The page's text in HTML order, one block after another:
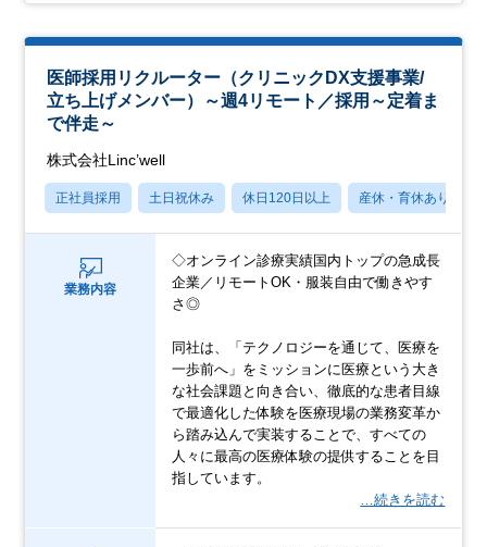
医師採用リクルーター（クリニックDX支援事業/
立ち上げメンバー）～週4リモート／採用～定着ま
で伴走～
株式会社Linc’well
正社員採用 土日祝休み 休日120日以上 産休・育休あり
業務内容
◇オンライン診療実績国内トップの急成長
企業／リモートOK・服装自由で働きやす
さ◎
同社は、「テクノロジーを通じて、医療を
一歩前へ」をミッションに医療という大き
な社会課題と向き合い、徹底的な患者目線
で最適化した体験を医療現場の業務変革か
ら踏み込んで実装することで、すべての
人々に最高の医療体験の提供することを目
指しています。
…続きを読む